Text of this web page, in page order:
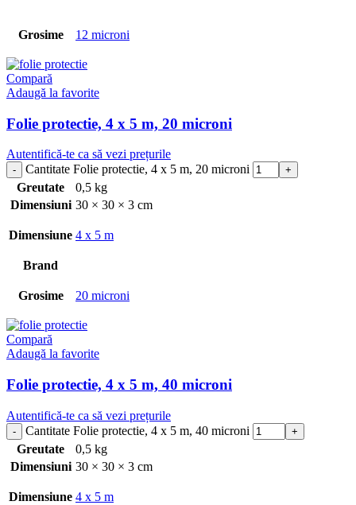
Grosime 12 microni
Compară
Adaugă la favorite
Folie protectie, 4 x 5 m, 20 microni
Autentifică-te ca să vezi prețurile
Cantitate Folie protectie, 4 x 5 m, 20 microni
Greutate
0,5 kg
Dimensiuni 30 × 30 × 3 cm
Dimensiune 4 x 5 m
Brand
Grosime 20 microni
Compară
Adaugă la favorite
Folie protectie, 4 x 5 m, 40 microni
Autentifică-te ca să vezi prețurile
Cantitate Folie protectie, 4 x 5 m, 40 microni
Greutate
0,5 kg
Dimensiuni 30 × 30 × 3 cm
Dimensiune 4 x 5 m